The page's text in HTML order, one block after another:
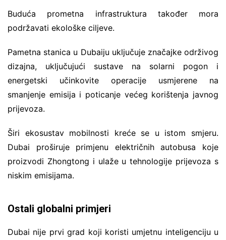
Buduća prometna infrastruktura također mora
podržavati ekološke ciljeve.
Pametna stanica u Dubaiju uključuje značajke održivog
dizajna, uključujući sustave na solarni pogon i
energetski učinkovite operacije usmjerene na
smanjenje emisija i poticanje većeg korištenja javnog
prijevoza.
Širi ekosustav mobilnosti kreće se u istom smjeru.
Dubai proširuje primjenu električnih autobusa koje
proizvodi Zhongtong i ulaže u tehnologije prijevoza s
niskim emisijama.
Ostali globalni primjeri
Dubai nije prvi grad koji koristi umjetnu inteligenciju u